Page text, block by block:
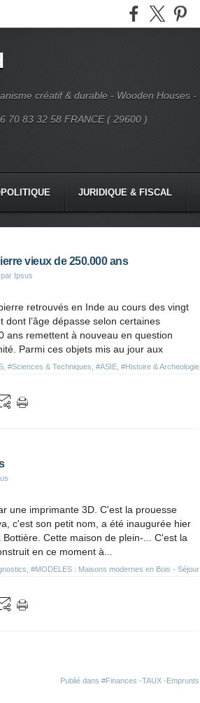
créatif & durable - Wooden Houses -
70 83 32 58 FRANCE ( 29600 )
JURIDIQUE & FISCAL
vieux de 250.000 ans
par Ipsus
#Sciences & Techniques #ASIE #Histoire & Archeologie
retrouvés en Inde au cours des vingt
dont l’âge dépasse selon certaines
ans remettent à nouveau en question
Parmi ces objets mis au jour aux
#MODELES : Maisons modernes en Bois - Séjour
une imprimante 3D. C'est la prouesse
c'est son petit nom, a été inaugurée hier
Cette maison de plein-... C'est la
en ce moment à...
Publié dans #Finances -TAUX -Emprunts